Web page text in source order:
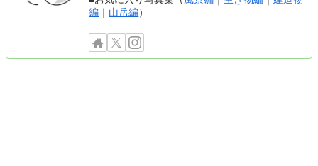
編 ｜ 山岳編）